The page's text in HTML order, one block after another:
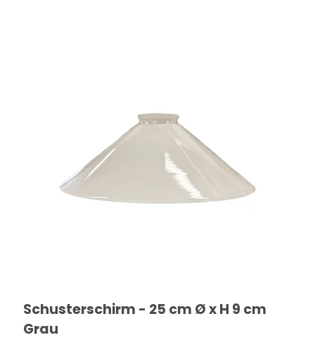
Schusterschirm - 25 cm Ø x H 9 cm
Grau